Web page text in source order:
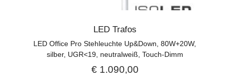
LED Trafos
LED Office Pro Stehleuchte Up&Down, 80W+20W,
silber, UGR<19, neutralweiß, Touch-Dimm
€1.090,00